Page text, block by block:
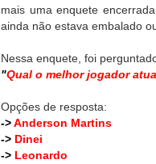
mais uma enquete
ainda não estava embalado
Nessa enquete, foi
"Qual o melhor jogador
Opções de resposta:
->Anderson Martins
-> Dinei
-> Leonardo